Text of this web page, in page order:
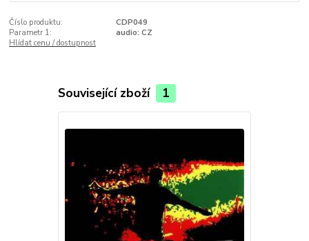
Číslo produktu:
CDP049
Parametr 1:
audio: CZ
Hlídat cenu / dostupnost
Související zboží 1